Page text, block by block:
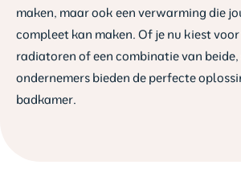
maken, maar ook een verwarming die
compleet kan maken. Of je nu kiest
radiatoren of een combinatie van
ondernemers bieden de perfecte
badkamer.